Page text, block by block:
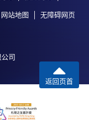
网站地图 无障碍网页
司
返回页首